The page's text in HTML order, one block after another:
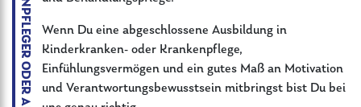
Wenn Du eine abgeschlossene Ausbildung in
Kinderkranken- oder Krankenpflege,
Einfühlungsvermögen und ein gutes Maß an Motivation
und Verantwortungsbewusstsein mitbringst bist Du bei